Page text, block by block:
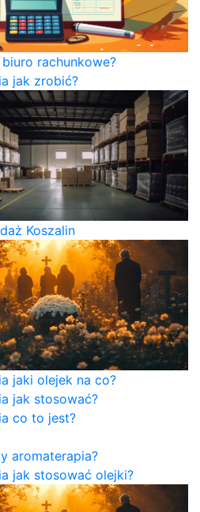
rachunkowe?
jak zrobić?
Koszalin
jaki olejek na co?
jak stosować?
co to jest?
aromaterapia?
jak stosować olejki?